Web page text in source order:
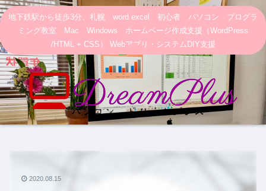
地下鉄駅から徒歩3分、札幌 word excel 初心者 パソコン プログラ
ミング教室 Mac Windows ホームページ作成支援（WordPress
/HTML + CSS） Webアプリ・システムDIY支援
2020.08.15